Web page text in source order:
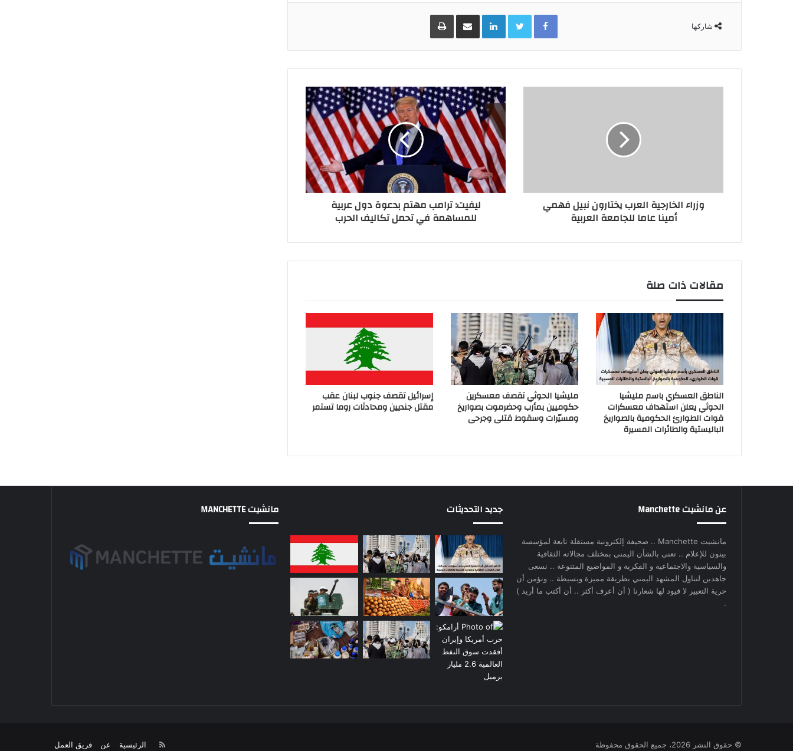
شاركها
Facebook
Twitter
LinkedInمشاركة عبر البريد طباعة
وزراء الخارجية العرب يختارون نبيل فهمي
أمينا عاما للجامعة العربية
ليفيت: ترامب مهتم بدعوة دول عربية
للمساهمة في تحمل تكاليف الحرب
مقالات ذات صلة
الناطق العسكري باسم مليشيا
الحوثي يعلن استهداف معسكرات
قوات الطوارئ الحكومية بالصواريخ
الباليستية والطائرات المسيرة
مليشيا الحوثي تقصف معسكرين
حكوميين بمأرب وحضرموت بصواريخ
ومسيّرات وسقوط قتلى وجرحى
إسرائيل تقصف جنوب لبنان عقب
مقتل جنديين ومحادثات روما تستمر
عن مانشيت Manchette
مانشيت Manchette .. صحيفة إلكترونية مستقلة تابعة لمؤسسة
بينون للإعلام .. تعنى بالشأن اليمني بمختلف مجالاته الثقافية
والسياسية والاجتماعية و الفكرية و المواضيع المتنوعة .. نسعى
جاهدين لتناول المشهد اليمني بطريقة مميزة وبسيطة .. ونؤمن أن
حرية التعبير لا قيود لها شعارنا ( أن أعرف أكثر .. أن أكتب ما أريد )
.
جديد التحديثات مانشيت MANCHETTE
© حقوق النشر 2026، جميع الحقوق محفوظة الرئيسية عن فريق العمل RSS